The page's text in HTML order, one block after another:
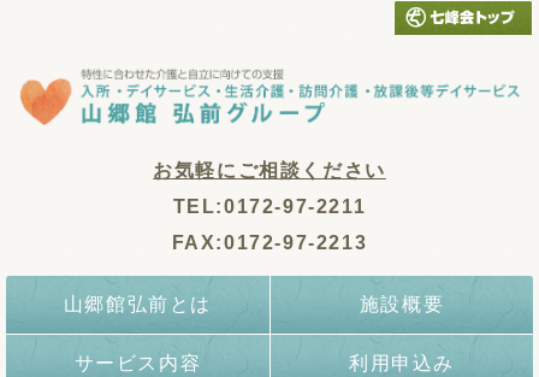
お気軽にご相談ください
TEL:0172-97-2211
FAX:0172-97-2213
山郷館弘前とは 施設概要
サービス内容 利用申込み